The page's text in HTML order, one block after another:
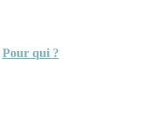
Pour qui ?